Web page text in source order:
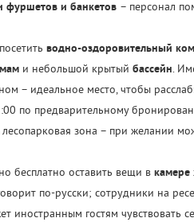
фуршетов и банкетов– персонал
водно-оздоровительный
и небольшой крытый бассейн.
– идеальное место, чтобы
по предварительному
зона – при желании
бесплатно оставить вещи в камере
по-русски; сотрудники на
иностранным гостям чувствовать